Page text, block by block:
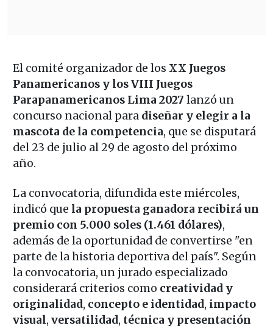
El comité organizador de los XX Juegos
Panamericanos y los VIII Juegos
Parapanamericanos Lima 2027 lanzó un
concurso nacional para diseñar y elegir a la
mascota de la competencia, que se disputará
del 23 de julio al 29 de agosto del próximo
año.
La convocatoria, difundida este miércoles,
indicó que la propuesta ganadora recibirá un
premio con 5.000 soles (1.461 dólares),
además de la oportunidad de convertirse "en
parte de la historia deportiva del país". Según
la convocatoria, un jurado especializado
considerará criterios como creatividad y
originalidad, concepto e identidad, impacto
visual, versatilidad, técnica y presentación